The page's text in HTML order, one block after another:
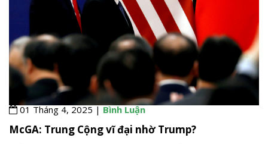
01 Tháng 4, 2025 |Bình Luận
McGA: Trung Cộng vĩ đại nhờ Trump?